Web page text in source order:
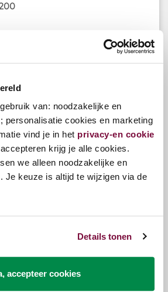
van: noodzakelijke en
personalisatie cookies en marketing
vind je in het privacy-en cookie
krijg je alle cookies.
we alleen noodzakelijke en
Je keuze is altijd te wijzigen via de
Details tonen
accepteer cookies
staat voor je klaar.
kanalen
onze nieuwtjes en acties.